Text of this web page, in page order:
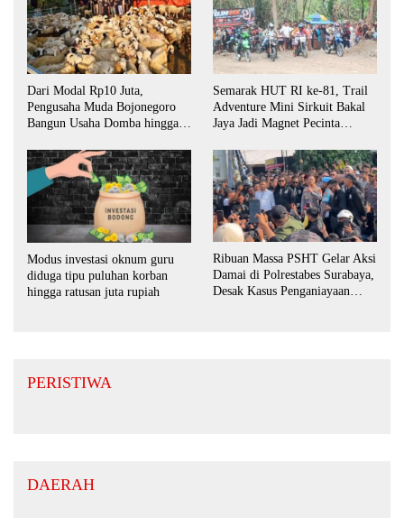
Dari Modal Rp10 Juta,
Pengusaha Muda Bojonegoro
Bangun Usaha Domba hingga
Semarak HUT RI ke-81, Trail
Adventure Mini Sirkuit Bakal
Jaya Jadi Magnet Pecinta
Modus investasi oknum guru
diduga tipu puluhan korban
hingga ratusan juta rupiah
Ribuan Massa PSHT Gelar Aksi
Damai di Polrestabes Surabaya,
Desak Kasus Penganiayaan
PERISTIWA
DAERAH